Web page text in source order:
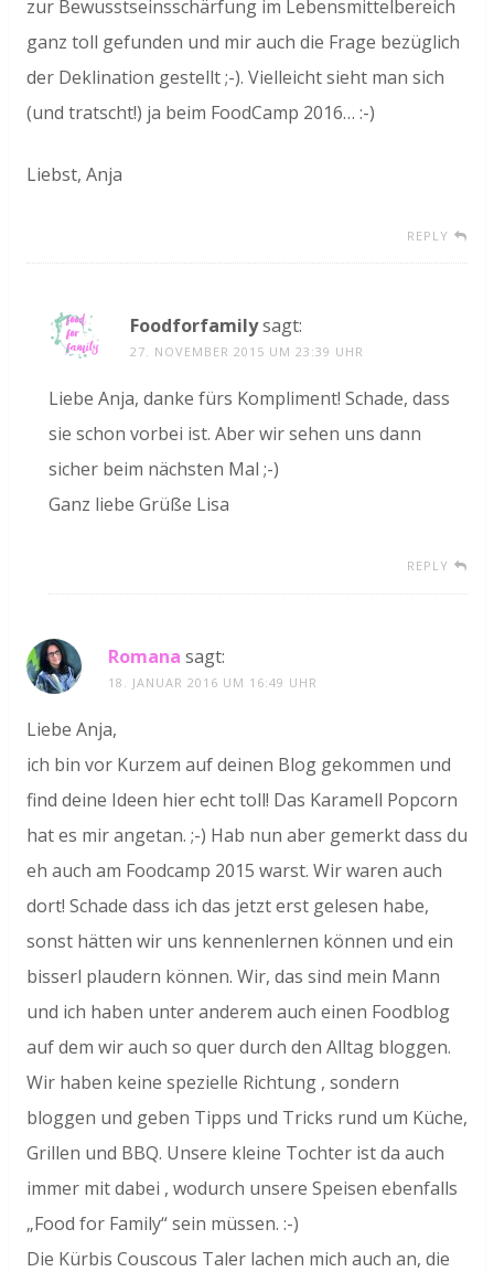
zur Bewusstseinsschärfung im Lebensmittelbereich
ganz toll gefunden und mir auch die Frage bezüglich
der Deklination gestellt ;-). Vielleicht sieht man sich
(und tratscht!) ja beim FoodCamp 2016… :-)
Liebst, Anja
REPLY
Foodforfamilysagt:
27. NOVEMBER 2015 UM 23:39 UHR
Liebe Anja, danke fürs Kompliment! Schade, dass
sie schon vorbei ist. Aber wir sehen uns dann
sicher beim nächsten Mal ;-)
Ganz liebe Grüße Lisa
REPLY
Romana sagt:
18. JANUAR 2016 UM 16:49 UHR
Liebe Anja,
ich bin vor Kurzem auf deinen Blog gekommen und
find deine Ideen hier echt toll! Das Karamell Popcorn
hat es mir angetan. ;-) Hab nun aber gemerkt dass du
eh auch am Foodcamp 2015 warst. Wir waren auch
dort! Schade dass ich das jetzt erst gelesen habe,
sonst hätten wir uns kennenlernen können und ein
bisserl plaudern können. Wir, das sind mein Mann
und ich haben unter anderem auch einen Foodblog
auf dem wir auch so quer durch den Alltag bloggen.
Wir haben keine spezielle Richtung , sondern
bloggen und geben Tipps und Tricks rund um Küche,
Grillen und BBQ. Unsere kleine Tochter ist da auch
immer mit dabei , wodurch unsere Speisen ebenfalls
„Food for Family“ sein müssen. :-)
Die Kürbis Couscous Taler lachen mich auch an, die